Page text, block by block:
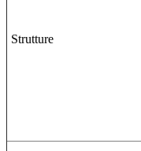
Strutture